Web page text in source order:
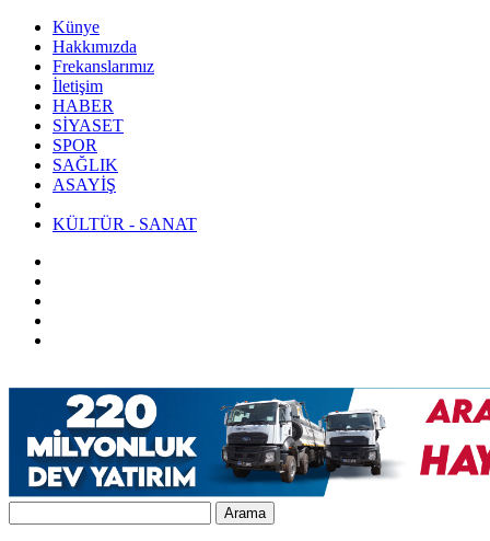
Künye
Hakkımızda
Frekanslarımız
İletişim
HABER
SİYASET
SPOR
SAĞLIK
ASAYİŞ
KÜLTÜR - SANAT